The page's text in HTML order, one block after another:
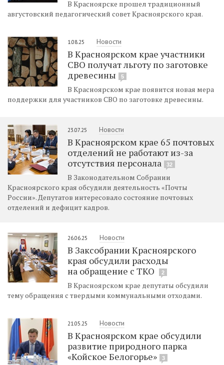
В Красноярске прошел традиционный
августовский педагогический совет Красноярского края.
1.08.25 Новости
В Красноярском крае участники
СВО получат льготу по заготовке
древесины
5
В Красноярском крае появится новая мера
поддержки для участников СВО по заготовке древесины.
23.07.25 Новости
В Красноярском крае 65 почтовых
отделений не работают из-за
отсутствия персонала
32
В Законодательном Собрании
Красноярского края обсудили деятельность «Почты
России». Депутатов интересовало состояние почтовых
отделений и дефицит кадров.
26.06.25 Новости
В Заксобрании Красноярского
края обсудили расходы
на обращение с ТКО
2
В Красноярском крае депутаты обсудили
тему обращения с твердыми коммунальными отходами.
21.05.25 Новости
В Красноярском крае обсудили
развитие природного парка
«Койское Белогорье»
3